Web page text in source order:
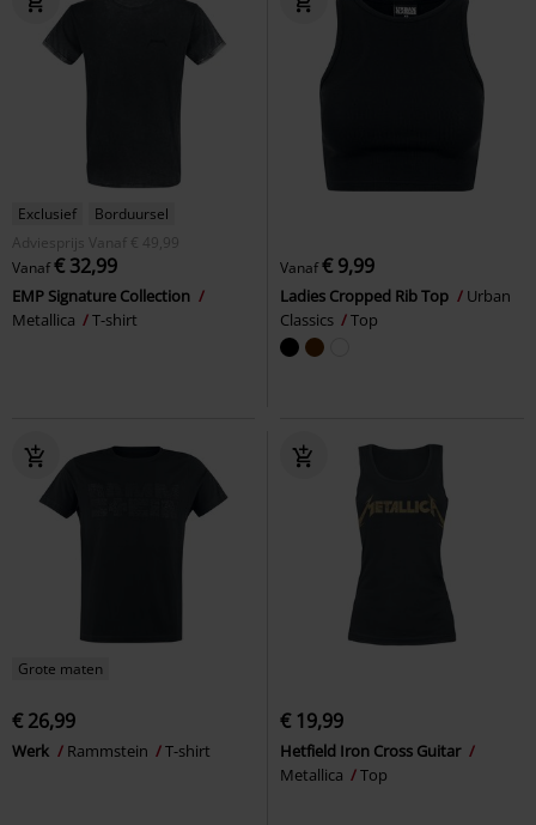
Exclusief
Borduursel
Adviesprijs
Vanaf € 49,99
Vanaf€ 32,99
EMP Signature Collection
Metallica
T-shirt
Vanaf€ 9,99
Ladies Cropped Rib Top
Urban
Classics
Top
Grote maten
€ 26,99
Werk Rammstein T-shirt
€ 19,99
Hetfield Iron Cross Guitar
Metallica
Top